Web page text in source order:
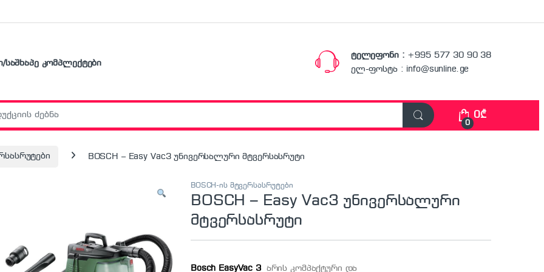
საშხაპე კომპლექტები
ტელეფონი : +995 577 30 90 38
ელ-ფოსტა : info@sunline.ge
0
0₾
BOSCH – Easy Vac3 უნივერსალური მტვერსასრუტი
BOSCH-ის მტვერსასრუტები
BOSCH – Easy Vac3 უნივერსალური
მტვერსასრუტი
Bosch EasyVac 3არის კომპაქტური და